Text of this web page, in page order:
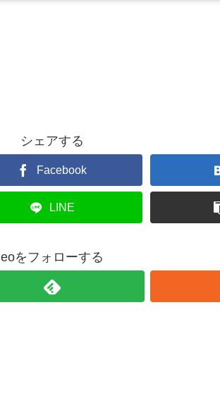
シェアする
Facebook
LINE
eoをフォローする